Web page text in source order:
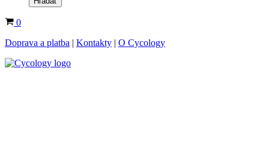
Košík
0
Doprava a platba | Kontakty | O Cycology